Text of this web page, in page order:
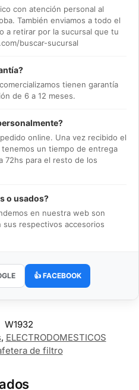
con atención personal al
También enviamos a todo el
a retirar por la sucursal que tu
buscar-sucursal
tienen garantía
de 6 a 12 meses.
online. Una vez recibido el
un tiempo de entrega
72hs para el resto de los
o usados?
en nuestra web son
sus respectivos accesorios
👍 FACEBOOK
W1932
, ELECTRODOMESTICOS
de filtro